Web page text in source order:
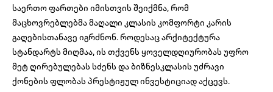
საერთო ფართები იმისთვის შეიქმნა, რომ
მაცხოვრებლებმა მაღალი კლასის კომფორტი კარის
გაღებისთანავე იგრძნონ. როდესაც არქიტექტურა
სტანდარტს მიღმაა, ის თქვენს ყოველდღიურობას უფრო
მეტ ღირებულებას სძენს და ბიზნესკლასის უძრავი
ქონების ფლობას პრესტიჟულ ინვესტიციად აქცევს.